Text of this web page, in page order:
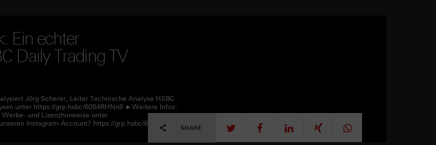
Ein echter
Daily Trading TV
Jörg Scherer, Leiter Technische Analyse HSBC
unter https://grp.hsbc/6054RHNn8 ►Weitere Infos:
und Lizenzhinweise unter
Instagram-Account? https://grp.hsbc/6057RHNn1
SHARE tweet mitteilen